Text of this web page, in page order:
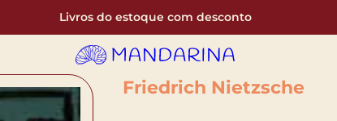
Livros do estoque com desconto
Friedrich Nietzsche